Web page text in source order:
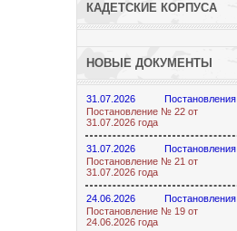
КАДЕТСКИЕ КОРПУСА
НОВЫЕ ДОКУМЕНТЫ
31.07.2026
Постановления
Постановление № 22 от
31.07.2026 года
31.07.2026
Постановления
Постановление № 21 от
31.07.2026 года
24.06.2026
Постановления
Постановление № 19 от
24.06.2026 года